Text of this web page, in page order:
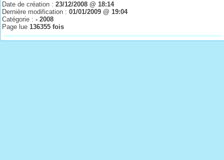
Date de création :23/12/2008 @ 18:14
Dernière modification :01/01/2009 @ 19:04
Catégorie :- 2008
Page lue136355 fois